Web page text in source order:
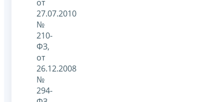
от
27.07.2010
№
210-
ФЗ,
от
26.12.2008
№
294-